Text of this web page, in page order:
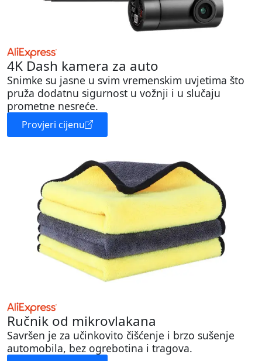
4K Dash kamera za auto
Snimke su jasne u svim vremenskim uvjetima što
pruža dodatnu sigurnost u vožnji i u slučaju
prometne nesreće.
Provjeri cijenu
Ručnik od mikrovlakana
Savršen je za učinkovito čišćenje i brzo sušenje
automobila, bez ogrebotina i tragova.